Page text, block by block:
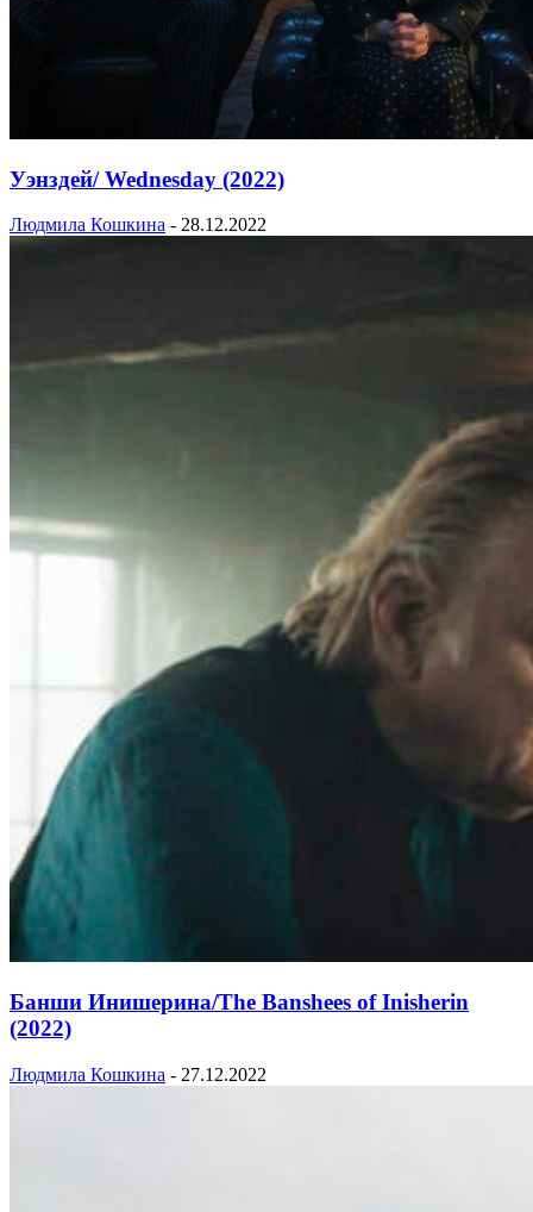
Уэнздей/ Wednesday (2022)
Людмила Кошкина - 28.12.2022
Банши Инишерина/The Banshees of Inisherin
(2022)
Людмила Кошкина - 27.12.2022